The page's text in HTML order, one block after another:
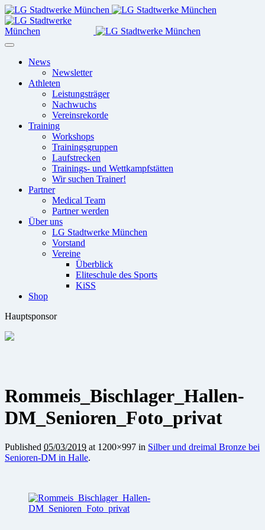
News
Newsletter
Athleten
Leistungsträger
Nachwuchs
Vereinsrekorde
Training
Workshops
Trainingsgruppen
Laufstrecken
Trainings- und Wettkampfstätten
Wir suchen Trainer!
Partner
Medical Team
Partner werden
Über uns
LG Stadtwerke München
Vorstand
Vereine
Überblick
Eliteschule des Sports
KiSS
Shop
Hauptsponsor
Rommeis_Bischlager_Hallen-
DM_Senioren_Foto_privat
Published 05/03/2019 at 1200×997 in Silber und dreimal Bronze bei
Senioren-DM in Halle.